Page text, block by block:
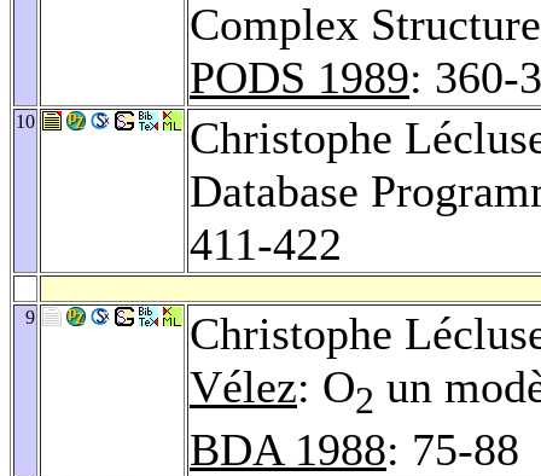
Complex
PODS 1989: 360-
10
Christophe
Database
411-422
9
Christophe
Vélez: O2 un
BDA 1988: 75-88